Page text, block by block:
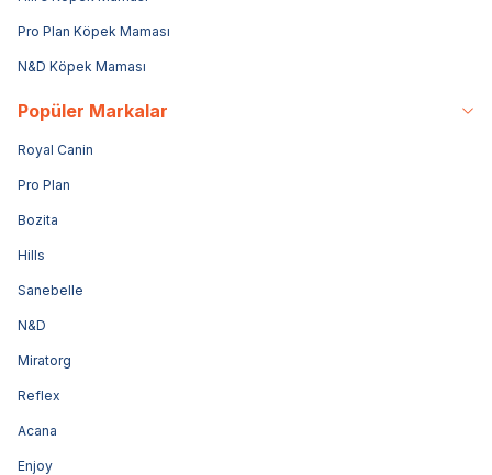
Pro Plan Köpek Maması
N&D Köpek Maması
Popüler Markalar
Royal Canin
Pro Plan
Bozita
Hills
Sanebelle
N&D
Miratorg
Reflex
Acana
Enjoy